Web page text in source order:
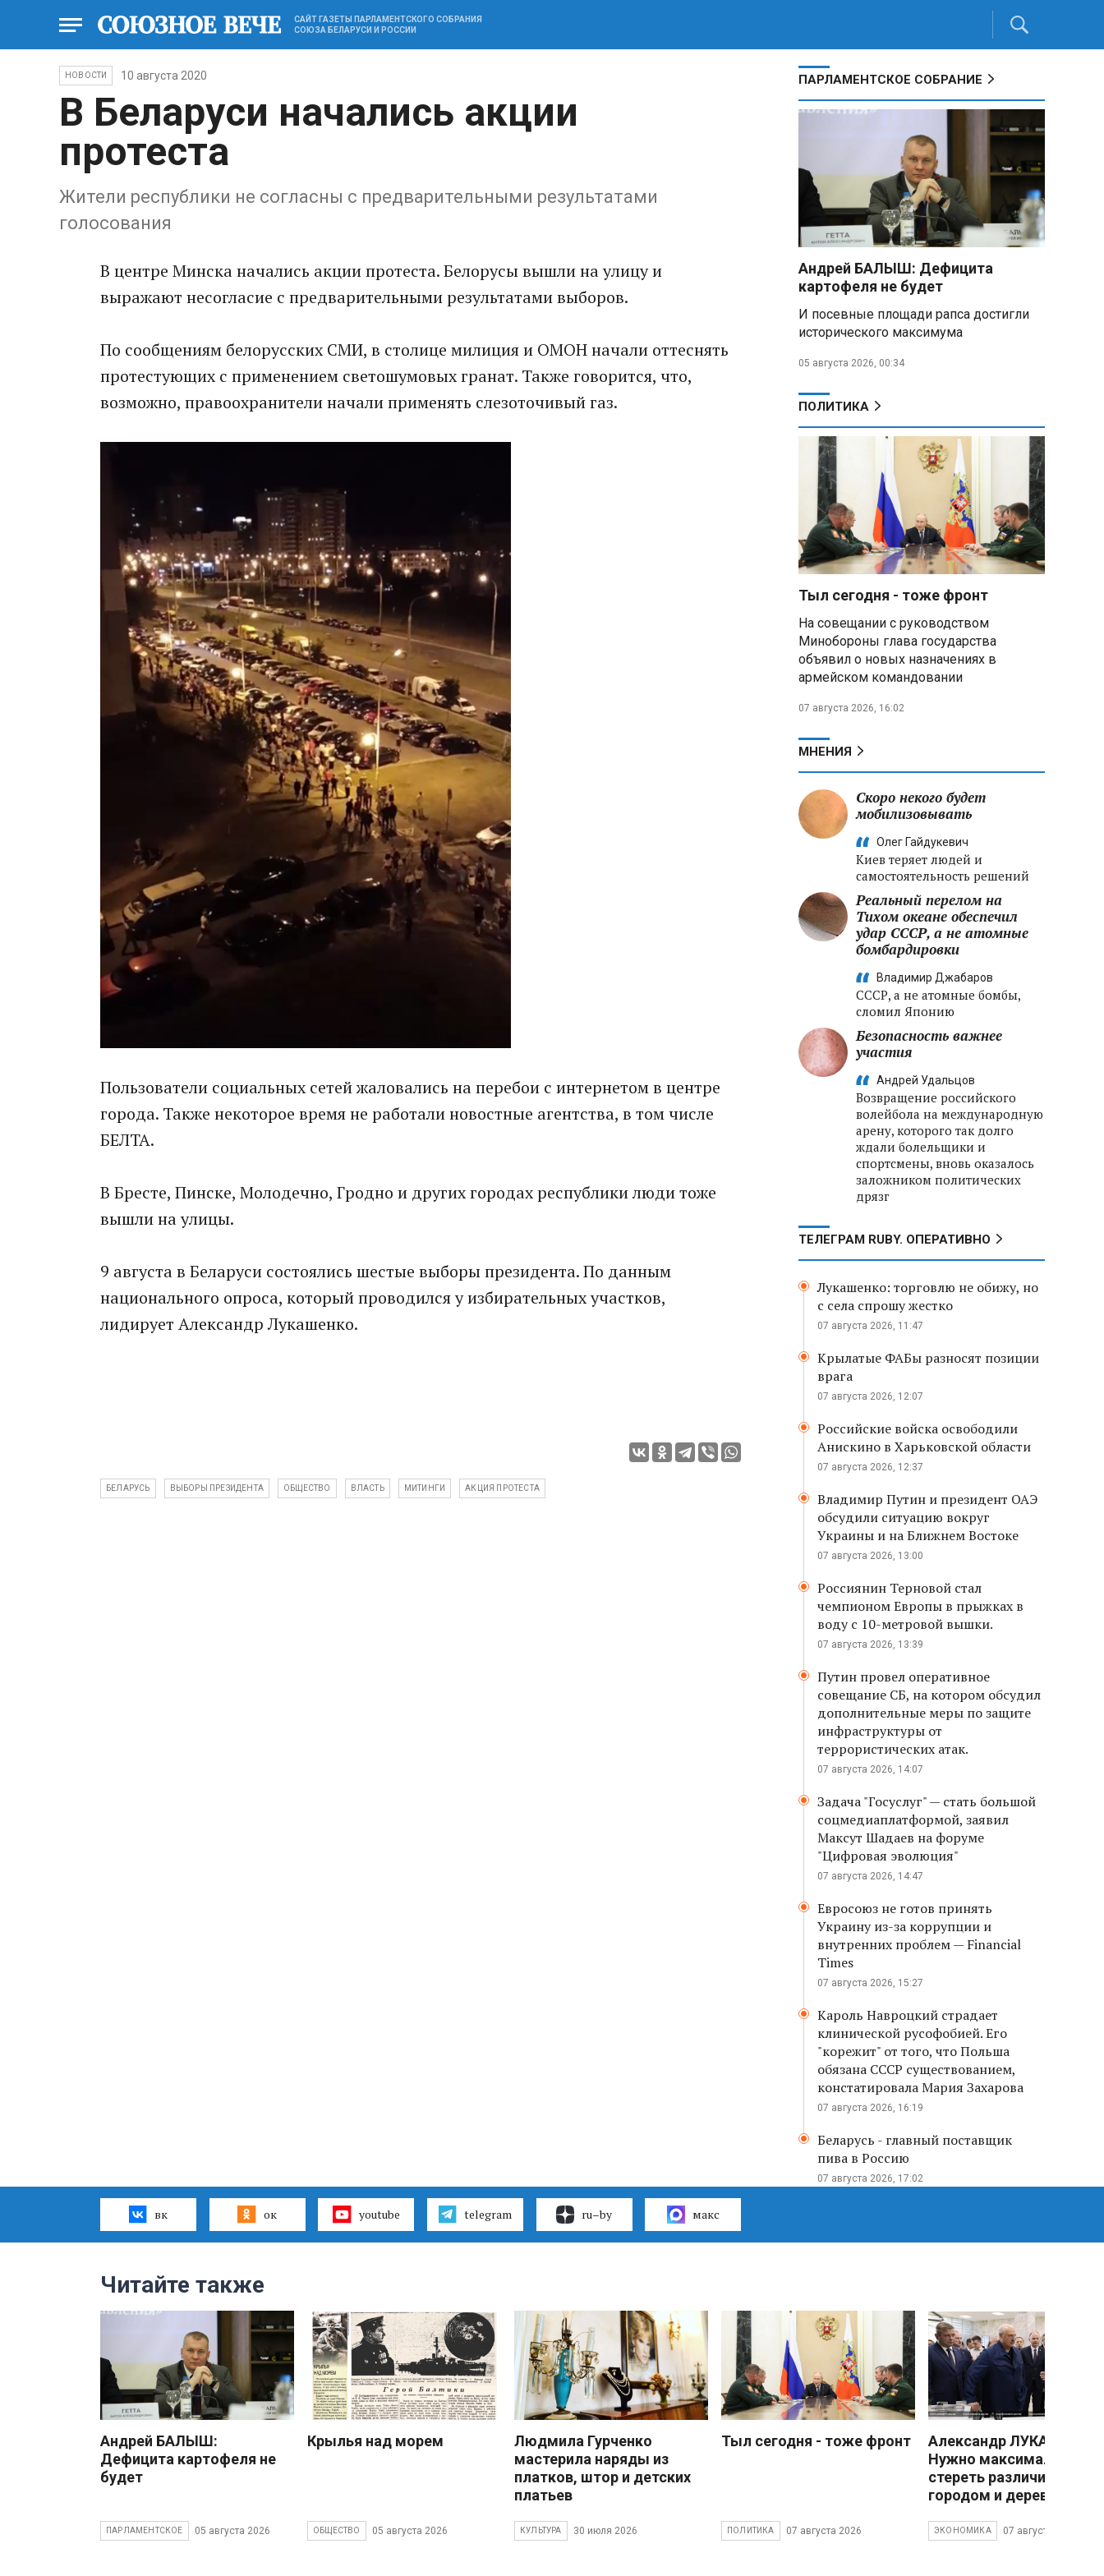
САЙТ ГАЗЕТЫ ПАРЛАМЕНТСКОГО СОБРАНИЯ
СОЮЗА БЕЛАРУСИ И РОССИИ
НОВОСТИ 10 августа 2020
В Беларуси начались акции
протеста
Жители республики не согласны с предварительными результатами
голосования
В центре Минска начались акции протеста. Белорусы вышли на улицу и
выражают несогласие с предварительными результатами выборов.
По сообщениям белорусских СМИ, в столице милиция и ОМОН начали оттеснять
протестующих с применением светошумовых гранат. Также говорится, что,
возможно, правоохранители начали применять слезоточивый газ.
Пользователи социальных сетей жаловались на перебои с интернетом в центре
города. Также некоторое время не работали новостные агентства, в том числе
БЕЛТА.
В Бресте, Пинске, Молодечно, Гродно и других городах республики люди тоже
вышли на улицы.
9 августа в Беларуси состоялись шестые выборы президента. По данным
национального опроса, который проводился у избирательных участков,
лидирует Александр Лукашенко.
БЕЛАРУСЬ ВЫБОРЫ ПРЕЗИДЕНТА ОБЩЕСТВО ВЛАСТЬ МИТИНГИ АКЦИЯ ПРОТЕСТА
ПАРЛАМЕНТСКОЕ СОБРАНИЕ
Андрей БАЛЫШ: Дефицита
картофеля не будет
И посевные площади рапса достигли
исторического максимума
05 августа 2026, 00:34
ПОЛИТИКА
Тыл сегодня - тоже фронт
На совещании с руководством
Минобороны глава государства
объявил о новых назначениях в
армейском командовании
07 августа 2026, 16:02
МНЕНИЯ
Скоро некого будет
мобилизовывать
Олег Гайдукевич
Киев теряет людей и
самостоятельность решений
Реальный перелом на
Тихом океане обеспечил
удар СССР, а не атомные
бомбардировки
Владимир Джабаров
СССР, а не атомные бомбы,
сломил Японию
Безопасность важнее
участия
Андрей Удальцов
Возвращение российского
волейбола на международную
арену, которого так долго
ждали болельщики и
спортсмены, вновь оказалось
заложником политических
дрязг
ТЕЛЕГРАМ RUBY. ОПЕРАТИВНО
Лукашенко: торговлю не обижу, но
с села спрошу жестко
07 августа 2026, 11:47
Крылатые ФАБы разносят позиции
врага
07 августа 2026, 12:07
Российские войска освободили
Анискино в Харьковской области
07 августа 2026, 12:37
Владимир Путин и президент ОАЭ
обсудили ситуацию вокруг
Украины и на Ближнем Востоке
07 августа 2026, 13:00
Россиянин Терновой стал
чемпионом Европы в прыжках в
воду с 10-метровой вышки.
07 августа 2026, 13:39
Путин провел оперативное
совещание СБ, на котором обсудил
дополнительные меры по защите
инфраструктуры от
террористических атак.
07 августа 2026, 14:07
Задача "Госуслуг" — стать большой
соцмедиаплатформой, заявил
Максут Шадаев на форуме
"Цифровая эволюция"
07 августа 2026, 14:47
Евросоюз не готов принять
Украину из-за коррупции и
внутренних проблем — Financial
Times
07 августа 2026, 15:27
Кароль Навроцкий страдает
клинической русофобией. Его
"корежит" от того, что Польша
обязана СССР существованием,
констатировала Мария Захарова
07 августа 2026, 16:19
Беларусь - главный поставщик
пива в Россию
07 августа 2026, 17:02
вк ок youtube telegram ru–by макс
Читайте также
Андрей БАЛЫШ:
Дефицита картофеля не
будет
ПАРЛАМЕНТСКОЕ 05 августа 2026
Крылья над морем
ОБЩЕСТВО 05 августа 2026
Людмила Гурченко
мастерила наряды из
платков, штор и детских
платьев
КУЛЬТУРА 30 июля 2026
Тыл сегодня - тоже фронт
ПОЛИТИКА 07 августа 2026
Александр
Нужно максимально
стереть различия
городом и деревней
ЭКОНОМИКА 07 августа 2026